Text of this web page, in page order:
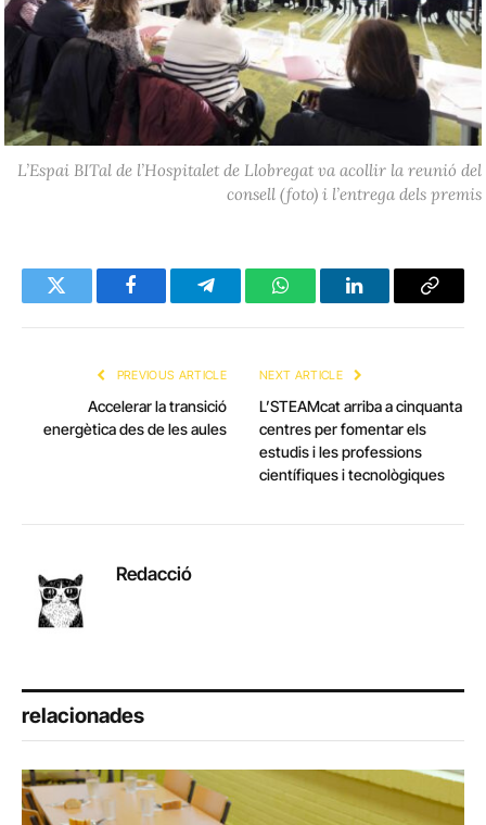
L’Espai BITal de l’Hospitalet de Llobregat va acollir la reunió del
consell (foto) i l’entrega dels premis
Twitter FacebookTelegramWhatsAppLinkedInCopy
PREVIOUS ARTICLE
Accelerar la transició
energètica des de les aules
NEXT ARTICLE
L’STEAMcat arriba a cinquanta
centres per fomentar els
estudis i les professions
científiques i tecnològiques
Redacció
relacionades